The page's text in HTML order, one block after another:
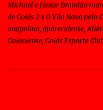
Michael e Júnior Brandão
de Goiás 2 x 0 Vila Nova pelo
anapolina, aparecidense,
Goianiense, Goiás Esporte